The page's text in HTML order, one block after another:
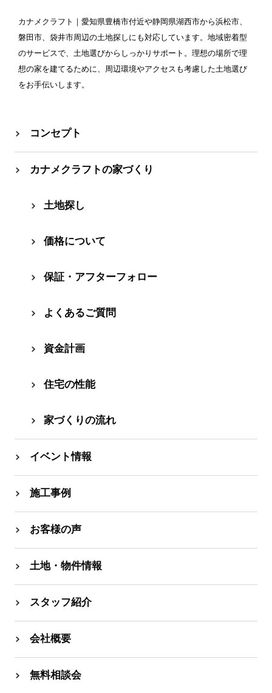
カナメクラフト ｜愛知県豊橋市付近や静岡県湖西市から浜松市、
磐田市、袋井市周辺の土地探しにも対応しています。地域密着型
のサービスで、土地選びからしっかりサポート。理想の場所で理
想の家を建てるために、周辺環境やアクセスも考慮した土地選び
をお手伝いします。
コンセプト
カナメクラフトの家づくり
⼟地探し
価格について
保証・アフターフォロー
よくあるご質問
資⾦計画
住宅の性能
家づくりの流れ
イベント情報
施工事例
お客様の声
土地・物件情報
スタッフ紹介
会社概要
無料相談会